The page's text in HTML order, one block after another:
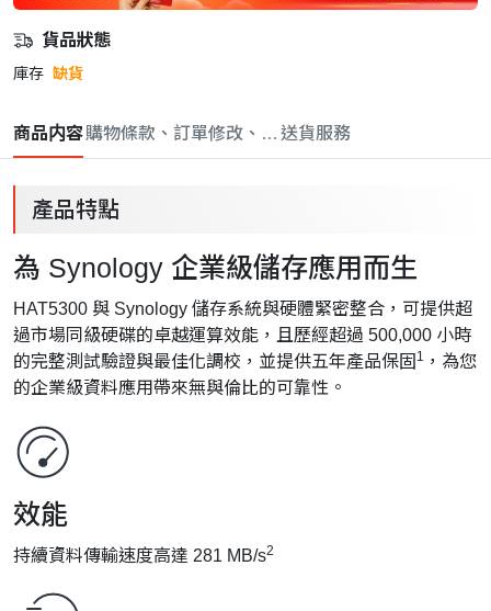
貨品狀態
庫存 缺貨
商品内容購物條款、訂單修改、取消與退款政策
送貨服務
產品特點
為 Synology 企業級儲存應用而生
HAT5300 與 Synology 儲存系統與硬體緊密整合，可提供超
過市場同級硬碟的卓越運算效能，且歷經超過 500,000 小時
的完整測試驗證與最佳化調校，並提供五年產品保固 1 ，為您
的企業級資料應用帶來無與倫比的可靠性。
效能
持續資料傳輸速度高達 281 MB/s2